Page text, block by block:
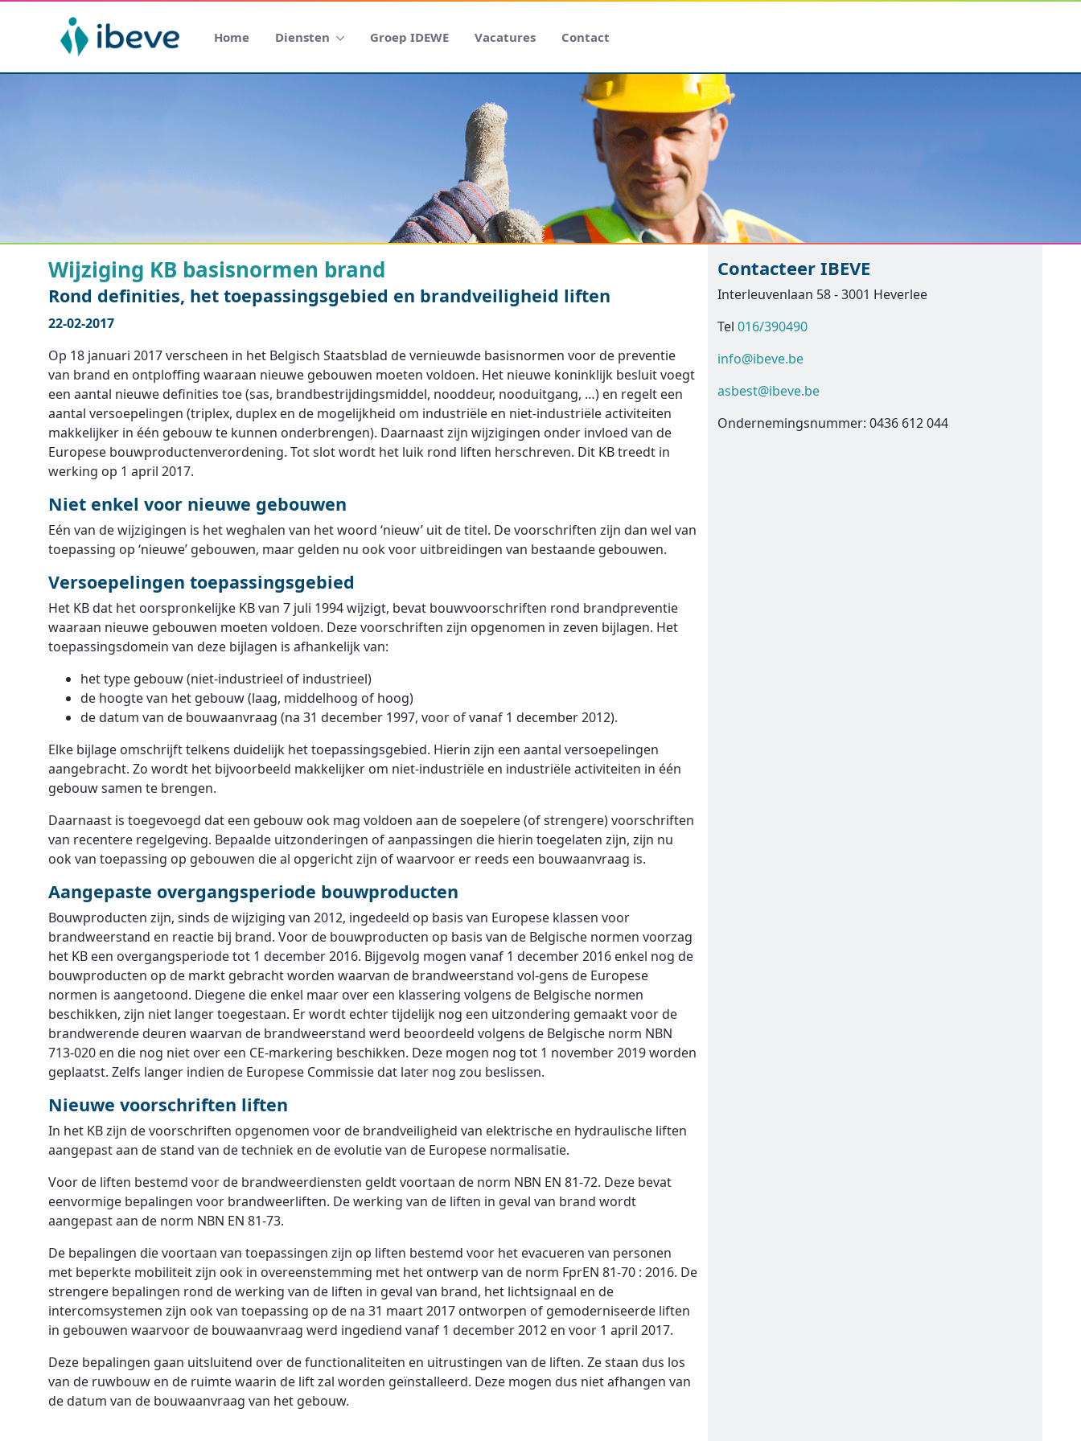
Home Diensten Groep IDEWE Vacatures Contact
Wijziging KB basisnormen brand
Rond definities, het toepassingsgebied en brandveiligheid liften
22-02-2017
Op 18 januari 2017 verscheen in het Belgisch Staatsblad de vernieuwde basisnormen voor de preventie
van brand en ontploffing waaraan nieuwe gebouwen moeten voldoen. Het nieuwe koninklijk besluit voegt
een aantal nieuwe definities toe (sas, brandbestrijdingsmiddel, nooddeur, nooduitgang, …) en regelt een
aantal versoepelingen (triplex, duplex en de mogelijkheid om industriële en niet-industriële activiteiten
makkelijker in één gebouw te kunnen onderbrengen). Daarnaast zijn wijzigingen onder invloed van de
Europese bouwproductenverordening. Tot slot wordt het luik rond liften herschreven. Dit KB treedt in
werking op 1 april 2017.
Niet enkel voor nieuwe gebouwen
Eén van de wijzigingen is het weghalen van het woord ‘nieuw’ uit de titel. De voorschriften zijn dan wel van
toepassing op ‘nieuwe’ gebouwen, maar gelden nu ook voor uitbreidingen van bestaande gebouwen.
Versoepelingen toepassingsgebied
Het KB dat het oorspronkelijke KB van 7 juli 1994 wijzigt, bevat bouwvoorschriften rond brandpreventie
waaraan nieuwe gebouwen moeten voldoen. Deze voorschriften zijn opgenomen in zeven bijlagen. Het
toepassingsdomein van deze bijlagen is afhankelijk van:
het type gebouw (niet-industrieel of industrieel)
de hoogte van het gebouw (laag, middelhoog of hoog)
de datum van de bouwaanvraag (na 31 december 1997, voor of vanaf 1 december 2012).
Elke bijlage omschrijft telkens duidelijk het toepassingsgebied. Hierin zijn een aantal versoepelingen
aangebracht. Zo wordt het bijvoorbeeld makkelijker om niet-industriële en industriële activiteiten in één
gebouw samen te brengen.
Daarnaast is toegevoegd dat een gebouw ook mag voldoen aan de soepelere (of strengere) voorschriften
van recentere regelgeving. Bepaalde uitzonderingen of aanpassingen die hierin toegelaten zijn, zijn nu
ook van toepassing op gebouwen die al opgericht zijn of waarvoor er reeds een bouwaanvraag is.
Aangepaste overgangsperiode bouwproducten
Bouwproducten zijn, sinds de wijziging van 2012, ingedeeld op basis van Europese klassen voor
brandweerstand en reactie bij brand. Voor de bouwproducten op basis van de Belgische normen voorzag
het KB een overgangsperiode tot 1 december 2016. Bijgevolg mogen vanaf 1 december 2016 enkel nog de
bouwproducten op de markt gebracht worden waarvan de brandweerstand vol-gens de Europese
normen is aangetoond. Diegene die enkel maar over een klassering volgens de Belgische normen
beschikken, zijn niet langer toegestaan. Er wordt echter tijdelijk nog een uitzondering gemaakt voor de
brandwerende deuren waarvan de brandweerstand werd beoordeeld volgens de Belgische norm NBN
713-020 en die nog niet over een CE-markering beschikken. Deze mogen nog tot 1 november 2019 worden
geplaatst. Zelfs langer indien de Europese Commissie dat later nog zou beslissen.
Nieuwe voorschriften liften
In het KB zijn de voorschriften opgenomen voor de brandveiligheid van elektrische en hydraulische liften
aangepast aan de stand van de techniek en de evolutie van de Europese normalisatie.
Voor de liften bestemd voor de brandweerdiensten geldt voortaan de norm NBN EN 81-72. Deze bevat
eenvormige bepalingen voor brandweerliften. De werking van de liften in geval van brand wordt
aangepast aan de norm NBN EN 81-73.
De bepalingen die voortaan van toepassingen zijn op liften bestemd voor het evacueren van personen
met beperkte mobiliteit zijn ook in overeenstemming met het ontwerp van de norm FprEN 81-70 : 2016. De
strengere bepalingen rond de werking van de liften in geval van brand, het lichtsignaal en de
intercomsystemen zijn ook van toepassing op de na 31 maart 2017 ontworpen of gemoderniseerde liften
in gebouwen waarvoor de bouwaanvraag werd ingediend vanaf 1 december 2012 en voor 1 april 2017.
Deze bepalingen gaan uitsluitend over de functionaliteiten en uitrustingen van de liften. Ze staan dus los
van de ruwbouw en de ruimte waarin de lift zal worden geïnstalleerd. Deze mogen dus niet afhangen van
de datum van de bouwaanvraag van het gebouw.
Contacteer IBEVE
Interleuvenlaan 58 - 3001 Heverlee
Tel 016/390490
info@ibeve.be
asbest@ibeve.be
Ondernemingsnummer: 0436 612 044